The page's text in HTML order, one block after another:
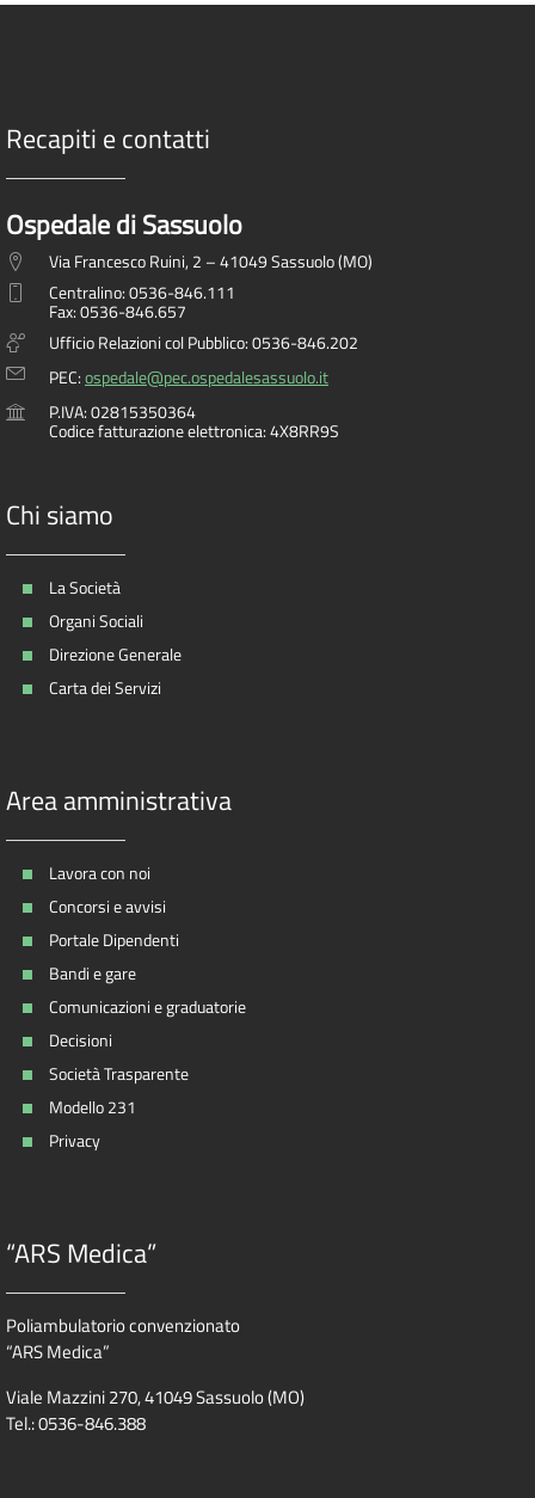
Recapiti e contatti
Ospedale di Sassuolo
Via Francesco Ruini, 2 – 41049 Sassuolo (MO)
Centralino: 0536-846.111
Fax: 0536-846.657
Ufficio Relazioni col Pubblico: 0536-846.202
PEC:ospedale@pec.ospedalesassuolo.it
P.IVA: 02815350364
Codice fatturazione elettronica: 4X8RR9S
Chi siamo
La Società
Organi Sociali
Direzione Generale
Carta dei Servizi
Area amministrativa
Lavora con noi
Concorsi e avvisi
Portale Dipendenti
Bandi e gare
Comunicazioni e graduatorie
Decisioni
Società Trasparente
Modello 231
Privacy
“ARS Medica”
Poliambulatorio convenzionato
“ARS Medica”
Viale Mazzini 270, 41049 Sassuolo (MO)
Tel.: 0536-846.388